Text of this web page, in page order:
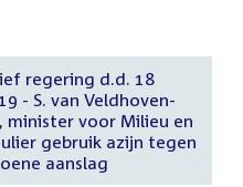
regering d.d. 18
- S. van Veldhoven-
minister voor Milieu en
gebruik azijn tegen
aanslag